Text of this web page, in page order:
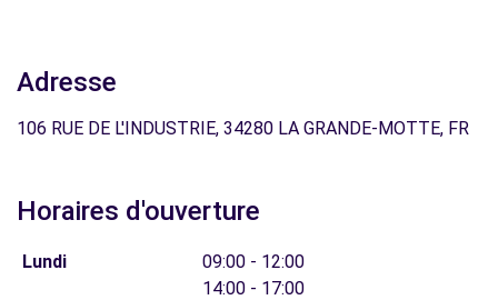
Adresse
106 RUE DE L'INDUSTRIE, 34280 LA GRANDE-MOTTE, FR
Horaires d'ouverture
Lundi
09:00 - 12:00
14:00 - 17:00